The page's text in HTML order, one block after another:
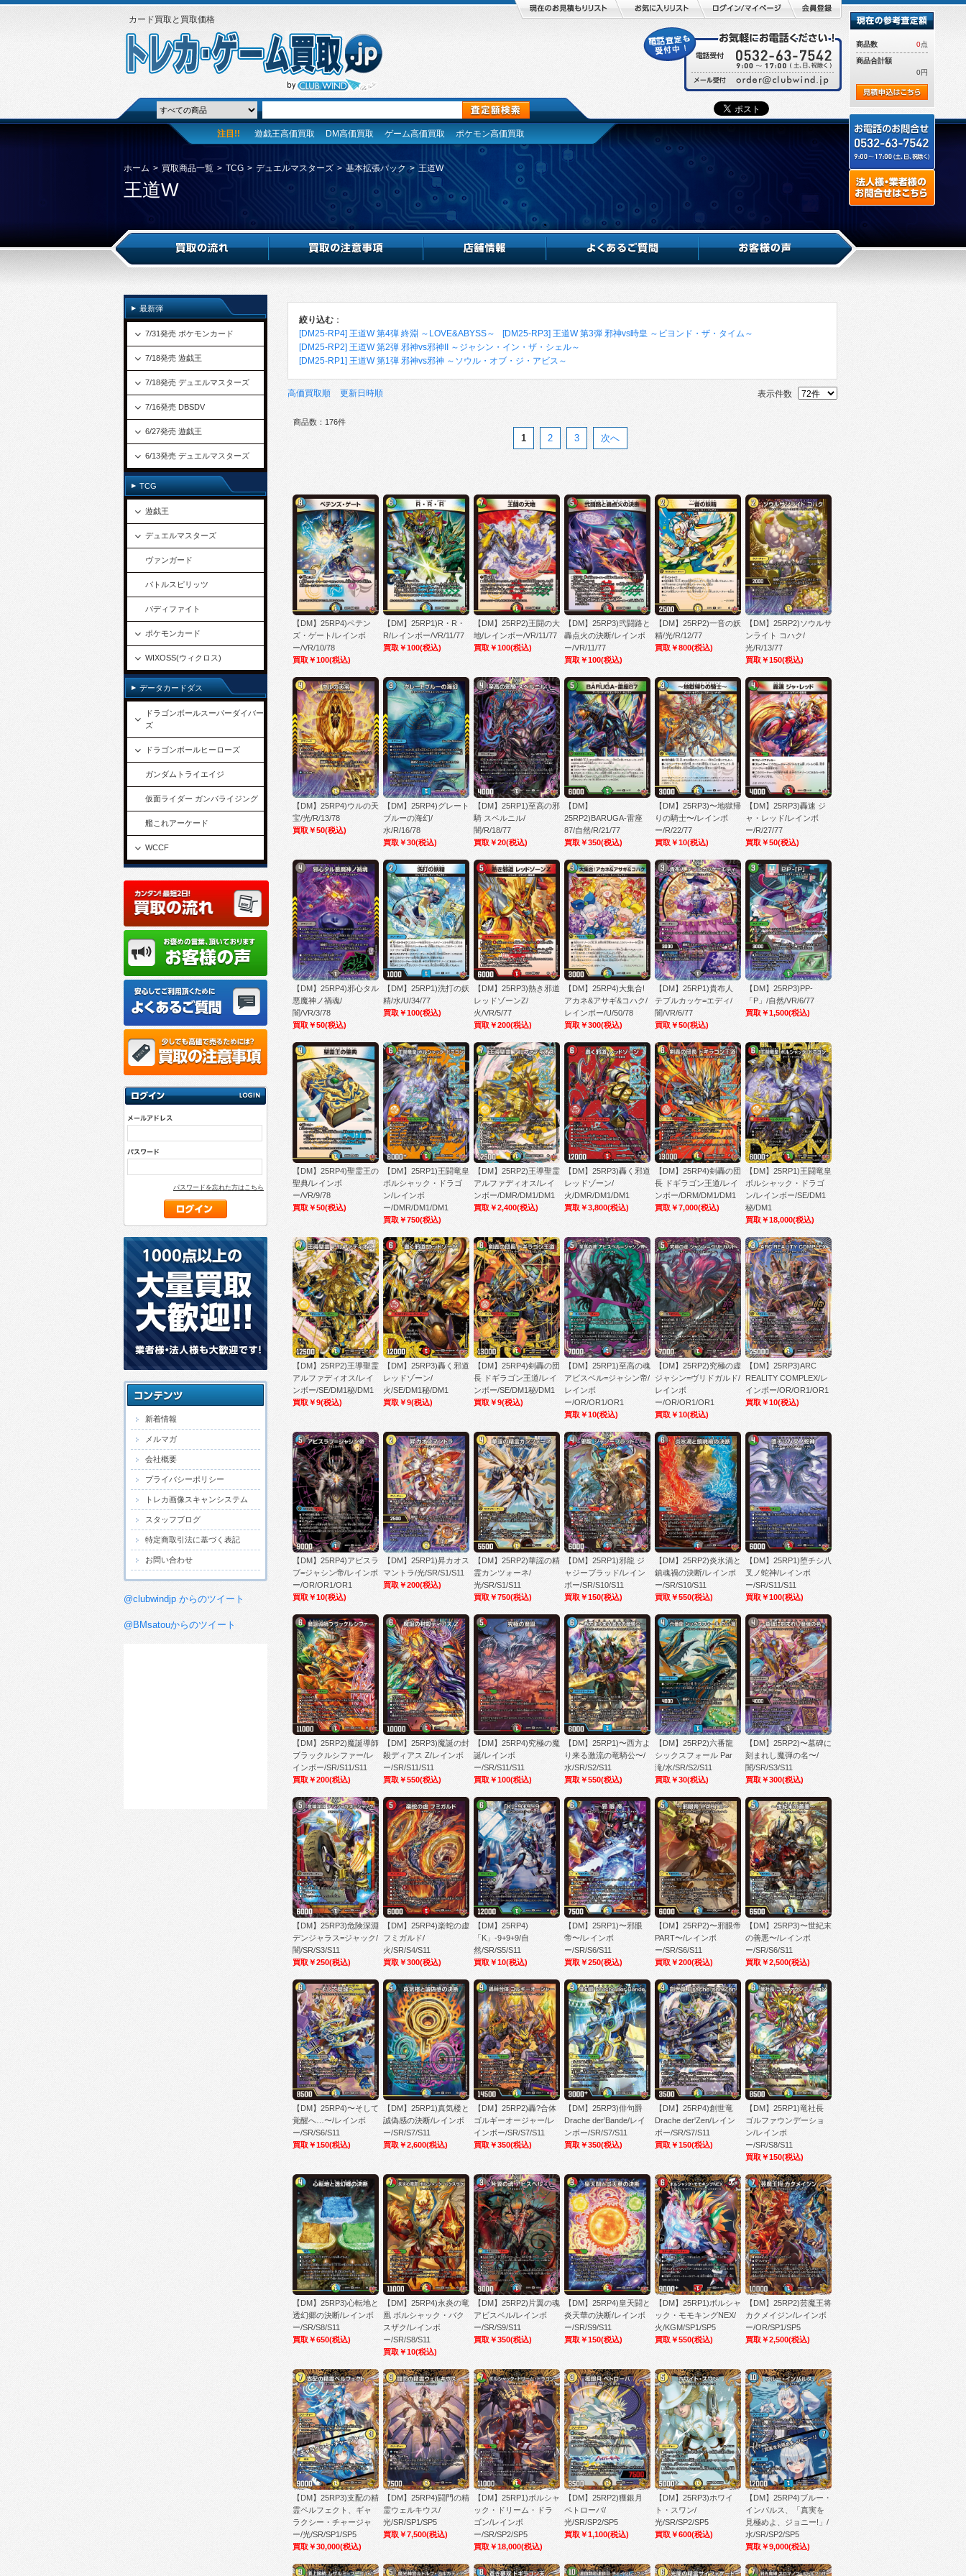
カード買取と買取価格
注目!! 遊戯王高価買取 DM高価買取 ゲーム高価買取 ポケモン高価買取
ホーム > 買取商品一覧 > TCG > デュエルマスターズ > 基本拡張パック > 王道W
王道W
絞り込む ：
[DM25-RP4] 王道W 第4弾 終淵 ～LOVE&ABYSS～
[DM25-RP3] 王道W 第3弾 邪神vs時皇 ～ビヨンド・ザ・タイム～
[DM25-RP2] 王道W 第2弾 邪神vs邪神II ～ジャシン・イン・ザ・シェル～
[DM25-RP1] 王道W 第1弾 邪神vs邪神 ～ソウル・オブ・ジ・アビス～
高価買取順 更新日時順 表示件数
商品数：176件
1 2 3 次へ
【DM】25RP4)ペテン
ズ・ゲート/レインボ
ー/VR/10/78
買取￥100(税込)
【DM】25RP1)R・R・
R/レインボー/VR/11/77
買取￥100(税込)
【DM】25RP2)王闘の大
地/レインボー/VR/11/77
買取￥100(税込)
【DM】25RP3)弐闘路と
轟点火の決断/レインボ
ー/VR/11/77
買取￥100(税込)
【DM】25RP2)一音の妖
精/光/R/12/77
買取￥800(税込)
【DM】25RP2)ソウルサ
ンライト コハク/
光/R/13/77
買取￥150(税込)
【DM】25RP4)ウルの天
宝/光/R/13/78
買取￥50(税込)
【DM】25RP4)グレート
ブルーの海幻/
水/R/16/78
買取￥30(税込)
【DM】25RP1)至高の邪
騎 スベルニル/
闇/R/18/77
買取￥20(税込)
【DM】
25RP2)BARUGA-雷座
87/自然/R/21/77
買取￥350(税込)
【DM】25RP3)〜地獄帰
りの騎士〜/レインボ
ー/R/22/77
買取￥10(税込)
【DM】25RP3)轟速 ジ
ャ・レッド/レインボ
ー/R/27/77
買取￥50(税込)
【DM】25RP4)邪心タル
悪魔神ノ禍魂/
闇/VR/3/78
買取￥50(税込)
【DM】25RP1)洗打の妖
精/水/U/34/77
買取￥100(税込)
【DM】25RP3)熱き邪道
レッドゾーンZ/
火/VR/5/77
買取￥200(税込)
【DM】25RP4)大集合!
アカネ&アサギ&コハク/
レインボー/U/50/78
買取￥300(税込)
【DM】25RP1)貴布人
テブルカッケ=エディ/
闇/VR/6/77
買取￥50(税込)
【DM】25RP3)PP-
「P」/自然/VR/6/77
買取￥1,500(税込)
【DM】25RP4)聖霊王の
聖典/レインボ
ー/VR/9/78
買取￥50(税込)
【DM】25RP1)王闘竜皇
ボルシャック・ドラゴ
ン/レインボ
ー/DMR/DM1/DM1
買取￥750(税込)
【DM】25RP2)王導聖霊
アルファディオス/レイ
ンボー/DMR/DM1/DM1
買取￥2,400(税込)
【DM】25RP3)轟く邪道
レッドゾーン/
火/DMR/DM1/DM1
買取￥3,800(税込)
【DM】25RP4)剣轟の団
長 ドギラゴン王道/レイ
ンボー/DRM/DM1/DM1
買取￥7,000(税込)
【DM】25RP1)王闘竜皇
ボルシャック・ドラゴ
ン/レインボー/SE/DM1
秘/DM1
買取￥18,000(税込)
【DM】25RP2)王導聖霊
アルファディオス/レイ
ンボー/SE/DM1秘/DM1
買取￥9(税込)
【DM】25RP3)轟く邪道
レッドゾーン/
火/SE/DM1秘/DM1
買取￥9(税込)
【DM】25RP4)剣轟の団
長 ドギラゴン王道/レイ
ンボー/SE/DM1秘/DM1
買取￥9(税込)
【DM】25RP1)至高の魂
アビスベル=ジャシン帝/
レインボ
ー/OR/OR1/OR1
買取￥10(税込)
【DM】25RP2)究極の虚
ジャシン=ヴリドガルド/
レインボ
ー/OR/OR1/OR1
買取￥10(税込)
【DM】25RP3)ARC
REALITY COMPLEX/レ
インボー/OR/OR1/OR1
買取￥10(税込)
【DM】25RP4)アビスラ
ブ=ジャシン帝/レインボ
ー/OR/OR1/OR1
買取￥10(税込)
【DM】25RP1)昇カオス
マントラ/光/SR/S1/S11
買取￥200(税込)
【DM】25RP2)華謡の精
霊カンツォーネ/
光/SR/S1/S11
買取￥750(税込)
【DM】25RP1)邪龍 ジ
ャジーブラッド/レイン
ボー/SR/S10/S11
買取￥150(税込)
【DM】25RP2)炎氷渦と
鎮魂禍の決断/レインボ
ー/SR/S10/S11
買取￥550(税込)
【DM】25RP1)堕チシ八
叉ノ蛇神/レインボ
ー/SR/S11/S11
買取￥100(税込)
【DM】25RP2)魔誕導師
ブラックルシファー/レ
インボー/SR/S11/S11
買取￥200(税込)
【DM】25RP3)魔誕の封
殺ディアス Z/レインボ
ー/SR/S11/S11
買取￥550(税込)
【DM】25RP4)究極の魔
誕/レインボ
ー/SR/S11/S11
買取￥100(税込)
【DM】25RP1)〜西方よ
り来る激流の竜騎公〜/
水/SR/S2/S11
買取￥550(税込)
【DM】25RP2)六番龍
シックスフォール Par
滝/水/SR/S2/S11
買取￥30(税込)
【DM】25RP2)〜墓碑に
刻まれし魔弾の名〜/
闇/SR/S3/S11
買取￥300(税込)
【DM】25RP3)危険深淵
デンジャラス=ジャック/
闇/SR/S3/S11
買取￥250(税込)
【DM】25RP4)楽蛇の虚
フミガルド/
火/SR/S4/S11
買取￥300(税込)
【DM】25RP4)
「K」-9+9+9/自
然/SR/S5/S11
買取￥10(税込)
【DM】25RP1)〜邪眼
帝〜/レインボ
ー/SR/S6/S11
買取￥250(税込)
【DM】25RP2)〜邪眼帝
PART〜/レインボ
ー/SR/S6/S11
買取￥200(税込)
【DM】25RP3)〜世紀末
の善悪〜/レインボ
ー/SR/S6/S11
買取￥2,500(税込)
【DM】25RP4)〜そして
覚醒へ…〜/レインボ
ー/SR/S6/S11
買取￥150(税込)
【DM】25RP1)真気楼と
誠偽感の決断/レインボ
ー/SR/S7/S11
買取￥2,600(税込)
【DM】25RP2)轟?合体
ゴルギーオージャー/レ
インボー/SR/S7/S11
買取￥350(税込)
【DM】25RP3)俳句爵
Drache der’Bande/レイ
ンボー/SR/S7/S11
買取￥350(税込)
【DM】25RP4)創世竜
Drache der'Zen/レイン
ボー/SR/S7/S11
買取￥150(税込)
【DM】25RP1)竜社長
ゴルファウンデーショ
ン/レインボ
ー/SR/S8/S11
買取￥150(税込)
【DM】25RP3)心転地と
透幻郷の決断/レインボ
ー/SR/S8/S11
買取￥650(税込)
【DM】25RP4)永炎の竜
凰 ボルシャック・バク
スザク/レインボ
ー/SR/S8/S11
買取￥10(税込)
【DM】25RP2)片翼の魂
アビスベル/レインボ
ー/SR/S9/S11
買取￥350(税込)
【DM】25RP4)皇天闘と
炎天華の決断/レインボ
ー/SR/S9/S11
買取￥150(税込)
【DM】25RP1)ボルシャ
ック・モモキングNEX/
火/KGM/SP1/SP5
買取￥550(税込)
【DM】25RP2)芸魔王将
カクメイジン/レインボ
ー/OR/SP1/SP5
買取￥2,500(税込)
【DM】25RP3)支配の精
霊ペルフェクト、ギャ
ラクシー・チャージャ
ー/光/SR/SP1/SP5
買取￥30,000(税込)
【DM】25RP4)闘門の精
霊ウェルキウス/
光/SR/SP1/SP5
買取￥7,500(税込)
【DM】25RP1)ボルシャ
ック・ドリーム・ドラ
ゴン/レインボ
ー/SR/SP2/SP5
買取￥18,000(税込)
【DM】25RP2)獲銀月
ペトローバ/
光/SR/SP2/SP5
買取￥1,100(税込)
【DM】25RP3)ホワイ
ト・スワン/
光/SR/SP2/SP5
買取￥600(税込)
【DM】25RP4)ブルー・
インパルス、「真実を
見極めよ、ジョニー!」/
水/SR/SP2/SP5
買取￥9,000(税込)
商品数 0点
商品合計額
0円
最新弾
7/31発売 ポケモンカード
7/18発売 遊戯王
7/18発売 デュエルマスターズ
7/16発売 DBSDV
6/27発売 遊戯王
6/13発売 デュエルマスターズ
TCG
遊戯王
デュエルマスターズ
ヴァンガード
バトルスピリッツ
バディファイト
ポケモンカード
WIXOSS(ウィクロス)
データカードダス
ドラゴンボールスーパーダイバー
ズ
ドラゴンボールヒーローズ
ガンダムトライエイジ
仮面ライダー ガンバライジング
艦これアーケード
WCCF
パスワードを忘れた方はこちら
新着情報
メルマガ
会社概要
プライバシーポリシー
トレカ画像スキャンシステム
スタッフブログ
特定商取引法に基づく表記
お問い合わせ
@clubwindjp からのツイート
@BMsatouからのツイート